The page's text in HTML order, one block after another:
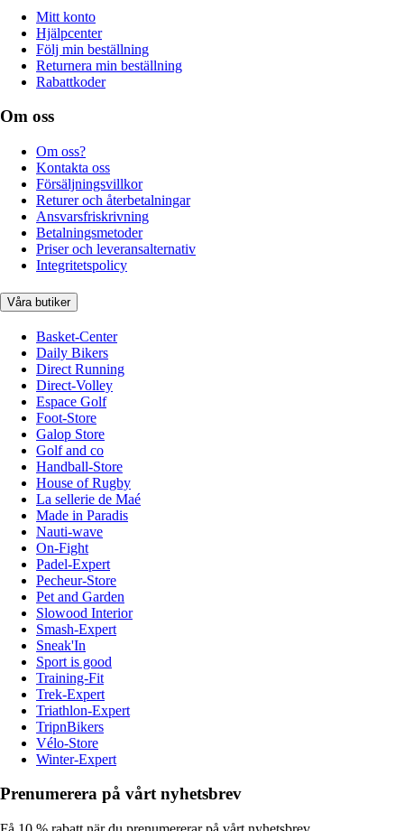
Mitt konto
Hjälpcenter
Följ min beställning
Returnera min beställning
Rabattkoder
Om oss
Om oss?
Kontakta oss
Försäljningsvillkor
Returer och återbetalningar
Ansvarsfriskrivning
Betalningsmetoder
Priser och leveransalternativ
Integritetspolicy
Våra butiker
Basket-Center
Daily Bikers
Direct Running
Direct-Volley
Espace Golf
Foot-Store
Galop Store
Golf and co
Handball-Store
House of Rugby
La sellerie de Maé
Made in Paradis
Nauti-wave
On-Fight
Padel-Expert
Pecheur-Store
Pet and Garden
Slowood Interior
Smash-Expert
Sneak'In
Sport is good
Training-Fit
Trek-Expert
Triathlon-Expert
TripnBikers
Vélo-Store
Winter-Expert
Prenumerera på vårt nyhetsbrev